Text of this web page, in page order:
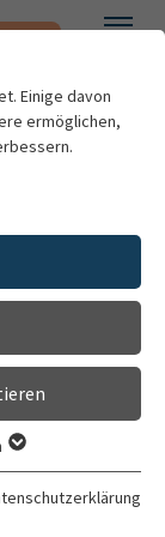
Steen
Einige davon
ermöglichen,
der
die